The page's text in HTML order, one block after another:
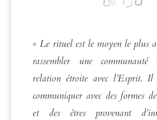
« Le rituel est le moyen le plus
rassembler une
relation étroite avec l’Esprit. Il
communiquer avec des formes de
et des êtres provenant